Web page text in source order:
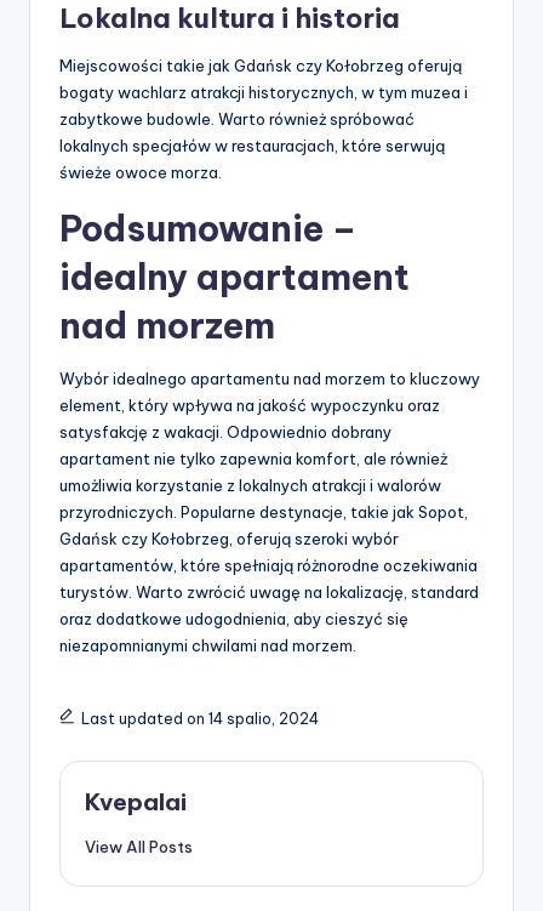
Lokalna kultura i historia
Miejscowości takie jak Gdańsk czy Kołobrzeg oferują
bogaty wachlarz atrakcji historycznych, w tym muzea i
zabytkowe budowle. Warto również spróbować
lokalnych specjałów w restauracjach, które serwują
świeże owoce morza.
Podsumowanie –
idealny apartament
nad morzem
Wybór idealnego apartamentu nad morzem to kluczowy
element, który wpływa na jakość wypoczynku oraz
satysfakcję z wakacji. Odpowiednio dobrany
apartament nie tylko zapewnia komfort, ale również
umożliwia korzystanie z lokalnych atrakcji i walorów
przyrodniczych. Popularne destynacje, takie jak Sopot,
Gdańsk czy Kołobrzeg, oferują szeroki wybór
apartamentów, które spełniają różnorodne oczekiwania
turystów. Warto zwrócić uwagę na lokalizację, standard
oraz dodatkowe udogodnienia, aby cieszyć się
niezapomnianymi chwilami nad morzem.
Last updated on 14 spalio, 2024
Kvepalai
View All Posts